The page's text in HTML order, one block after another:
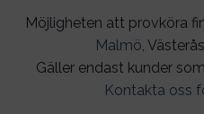
Möjligheten att provköra
Malmö,
Gäller endast kunder
Kontakta oss